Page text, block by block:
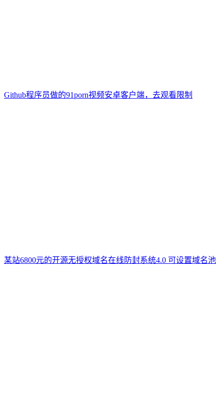
Github程序员做的91porn视频安卓客户端，去观看限制
某站6800元的开源无授权域名在线防封系统4.0 可设置域名池